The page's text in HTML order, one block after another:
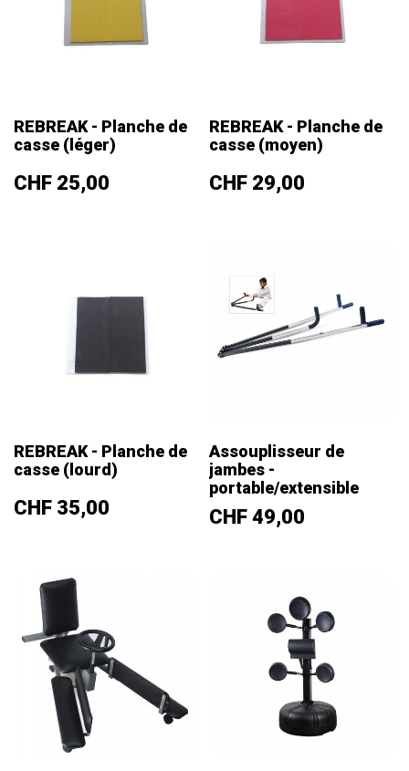
REBREAK - Planche de
casse (léger)
Prix
CHF 25,00
REBREAK - Planche de
casse (moyen)
Prix
CHF 29,00
REBREAK - Planche de
casse (lourd)
Prix
CHF 35,00
Assouplisseur de
jambes -
portable/extensible
Prix
CHF 49,00